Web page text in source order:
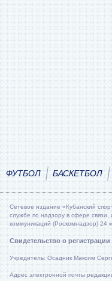
ФУТБОЛ БАСКЕТБОЛ
Сетевое издание «Кубанский
службе по надзору в сфере
коммуникаций (Роскомнадзор) 24
Свидетельство о
Учредитель: Осадник Максим
Адрес электронной почты